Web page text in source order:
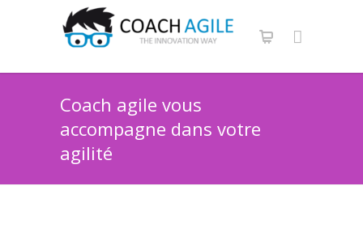
Coach agile vous
accompagne dans votre
agilité